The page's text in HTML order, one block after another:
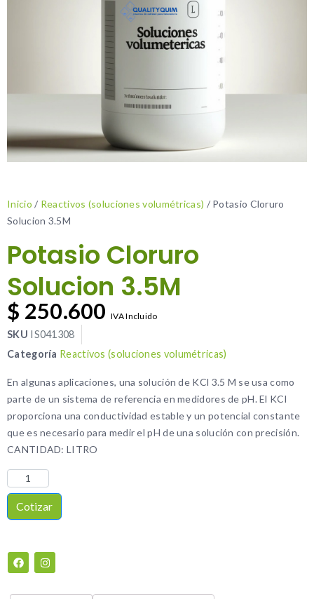
Inicio / Reactivos (soluciones volumétricas) / Potasio Cloruro
Solucion 3.5M
Potasio Cloruro
Solucion 3.5M
$ 250.600 IVA Incluido
SKU IS041308
Categoría Reactivos (soluciones volumétricas)
En algunas aplicaciones, una solución de KCl 3.5 M se usa como
parte de un sistema de referencia en medidores de pH. El KCl
proporciona una conductividad estable y un potencial constante
que es necesario para medir el pH de una solución con precisión.
CANTIDAD: LITRO
Cotizar